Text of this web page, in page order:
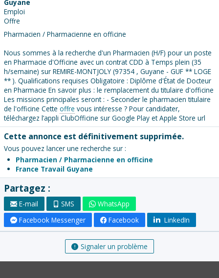
Guyane
Emploi
Offre
Pharmacien / Pharmacienne en officine
Nous sommes à la recherche d'un Pharmacien (H/F) pour un poste
en Pharmacie d'Officine avec un contrat CDD à Temps plein (35
h/semaine) sur REMIRE-MONTJOLY (97354 , Guyane - GUF ** LOGE
** ). Qualifications requises Obligatoire : Diplôme d'État de Docteur
en Pharmacie En savoir plus : le remplacement du titulaire d'officine
Les missions principales seront : - Seconder le pharmacien titulaire
de l'officine Cette offre vous intéresse ? Pour candidater,
téléchargez l’appli ClubOfficine sur Google Play et Apple Store url
Cette annonce est définitivement supprimée.
Vous pouvez lancer une recherche sur :
Pharmacien / Pharmacienne en officine
France Travail Guyane
Partagez :
E-mail SMS
WhatsApp
Facebook Messenger
Facebook LinkedIn
Signaler un problème